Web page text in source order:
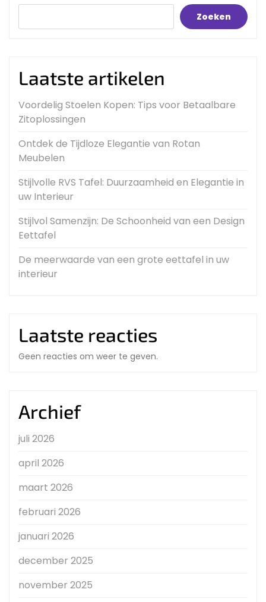
Zoeken
Laatste artikelen
Voordelig Stoelen Kopen: Tips voor Betaalbare
Zitoplossingen
Ontdek de Tijdloze Elegantie van Rotan
Meubelen
Stijlvolle RVS Tafel: Duurzaamheid en Elegantie in
uw Interieur
Stijlvol Samenzijn: De Schoonheid van een Design
Eettafel
De meerwaarde van een grote eettafel in uw
interieur
Laatste reacties
Geen reacties om weer te geven.
Archief
juli 2026
april 2026
maart 2026
februari 2026
januari 2026
december 2025
november 2025